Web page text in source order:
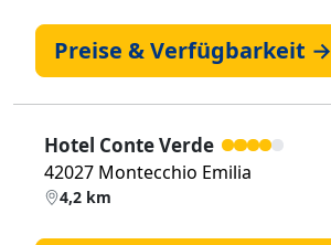
Preise & Verfügbarkeit →
Hotel Conte Verde
42027 Montecchio Emilia
4,2 km